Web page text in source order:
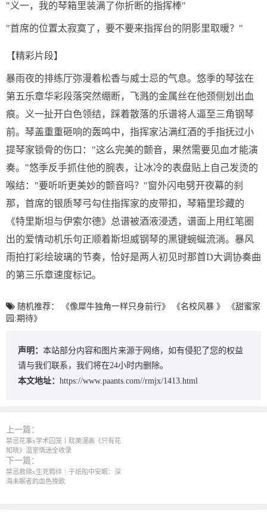
"义一，我的琴箱里装满了你折断的指挥棒"
"首席的位置太寂寞了，要不要来指挥台的阴影里取暖？"
【精彩片段】
暴雨夜的排练厅弥漫着松香与威士忌的气息。悠季的琴弦在
第五乐章华彩段落突然绷断，飞溅的金属丝在他颈侧划出血
痕。义一扯开白色领结，踩着散落的乐谱将人逼至三角钢琴
前。琴盖重重砸响的轰鸣中，指挥家沾满红酒的手指抚过小
提琴家锁骨的伤口："这么完美的颤音，果然需要见血才能演
奏。"悠季反手抓住他的腕表，让冰冷的表盘贴上自己发烫的
喉结："要听听更美妙的颤音吗？"窗外闪电劈开夜幕的刹
那，首席的银质琴弓勾住指挥家的皮带扣，琴箱里珍藏的
《特里斯坦与伊索尔德》总谱被酒液浸透，谱面上用红笔圈
出的爱情动机乐句正顺着斯坦威钢琴的黑键蜿蜒流淌。暴风
雨拍打彩绘玻璃的节奏，恰好是两人初见时那首D大调协奏曲
的第三乐章速度标记。
随机推荐： 《像犀牛独角一样只身前行》 《名校风暴 》
《甜蜜家
园:期待》
声明： 本站部分内容和图片来源于网络，如有侵犯了您的权益
请与我们联系，我们将在24小时内删除。
本文地址： https://www.paants.com//rmjx/1413.html
上一篇：
禁忌花事x学术囚笼丨耽美漫画《只有花
知晓》温室情迷全收录
下一篇：
禁忌救赎x生死羁绊｜于纸船中安眠：深
海未眠者的血色挽歌